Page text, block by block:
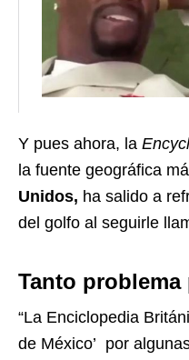
Y pues ahora, la
la fuente geográfica
Unidos, ha salido a
del golfo al seguirle
Tanto
“La Enciclopedia
de México’ por